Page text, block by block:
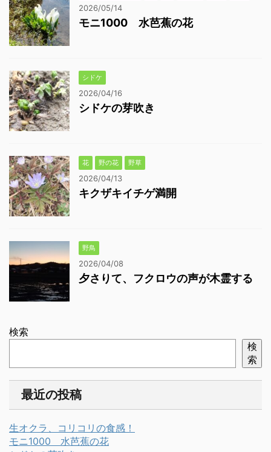
2026/05/14
モニ1000 水芭蕉の花
シドケ
2026/04/16
シドケの芽吹き
花 野の花 野草
2026/04/13
キクザキイチゲ満開
野鳥
2026/04/08
夕さりて、フクロウの声が木霊する
検索
検
索
最近の投稿
生オクラ、コリコリの食感！
モニ1000 水芭蕉の花